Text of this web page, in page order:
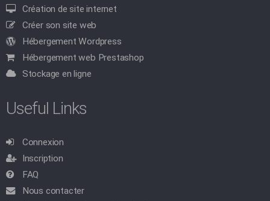
Création de site internet
Créer son site web
Hébergement Wordpress
Hébergement web Prestashop
Stockage en ligne
Useful Links
Connexion
Inscription
FAQ
Nous contacter